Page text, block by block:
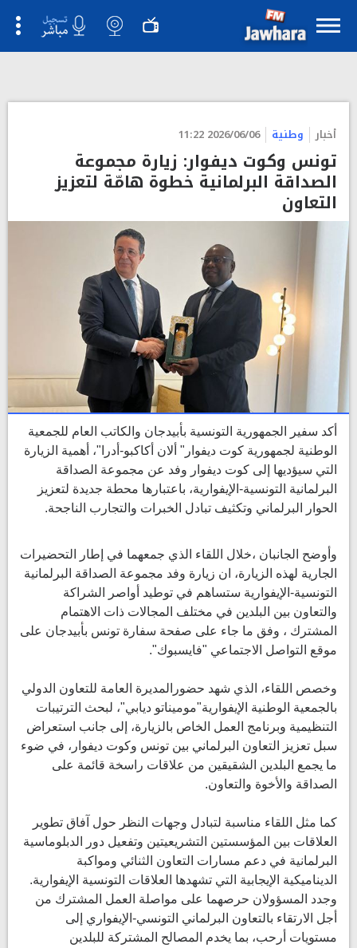
أخبار وطنية 2026/06/06 11:22
تونس وكوت ديفوار: زيارة مجموعة
الصداقة البرلمانية خطوة هامّة لتعزيز
التعاون
أكد سفير الجمهورية التونسية بأبيدجان والكاتب العام للجمعية
الوطنية لجمهورية كوت ديفوار" ألان أكاكبو-أدرا"، أهمية الزيارة
التي سيؤديها إلى كوت ديفوار وفد عن مجموعة الصداقة
البرلمانية التونسية-الإيفوارية، باعتبارها محطة جديدة لتعزيز
الحوار البرلماني وتكثيف تبادل الخبرات والتجارب الناجحة.
وأوضح الجانبان ،خلال اللقاء الذي جمعهما في إطار التحضيرات
الجارية لهذه الزيارة، ان زيارة وفد مجموعة الصداقة البرلمانية
التونسية-الإيفوارية ستساهم في توطيد أواصر الشراكة
والتعاون بين البلدين في مختلف المجالات ذات الاهتمام
المشترك ، وفق ما جاء على صفحة سفارة تونس بأبيدجان على
موقع التواصل الاجتماعي "فايسبوك".
وخصص اللقاء، الذي شهد حضورالمديرة العامة للتعاون الدولي
بالجمعية الوطنية الإيفوارية"موميناتو ديابي"، لبحث الترتيبات
التنظيمية وبرنامج العمل الخاص بالزيارة، إلى جانب استعراض
سبل تعزيز التعاون البرلماني بين تونس وكوت ديفوار، في ضوء
ما يجمع البلدين الشقيقين من علاقات راسخة قائمة على
الصداقة والأخوة والتعاون.
كما مثل اللقاء مناسبة لتبادل وجهات النظر حول آفاق تطوير
العلاقات بين المؤسستين التشريعيتين وتفعيل دور الدبلوماسية
البرلمانية في دعم مسارات التعاون الثنائي ومواكبة
الديناميكية الإيجابية التي تشهدها العلاقات التونسية الإيفوارية.
وجدد المسؤولان حرصهما على مواصلة العمل المشترك من
أجل الارتقاء بالتعاون البرلماني التونسي-الإيفواري إلى
مستويات أرحب، بما يخدم المصالح المشتركة للبلدين